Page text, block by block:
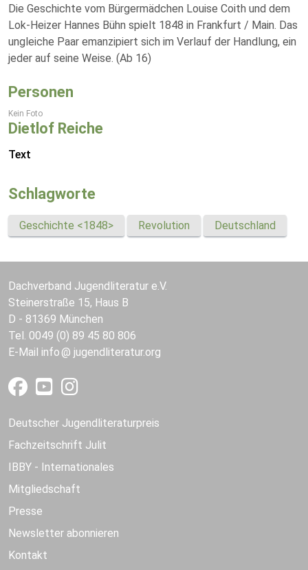
Die Geschichte vom Bürgermädchen Louise Coith und dem
Lok-Heizer Hannes Bühn spielt 1848 in Frankfurt / Main. Das
ungleiche Paar emanzipiert sich im Verlauf der Handlung, ein
jeder auf seine Weise. (Ab 16)
Personen
Kein Foto
Dietlof Reiche
Text
Schlagworte
Geschichte <1848> Revolution Deutschland
Dachverband Jugendliteratur e.V.
Steinerstraße 15, Haus B
D - 81369 München
Tel. 0049 (0) 89 45 80 806
E-Mail info jugendliteratur.org
Deutscher Jugendliteraturpreis
Fachzeitschrift Julit
IBBY - Internationales
Mitgliedschaft
Presse
Newsletter abonnieren
Kontakt